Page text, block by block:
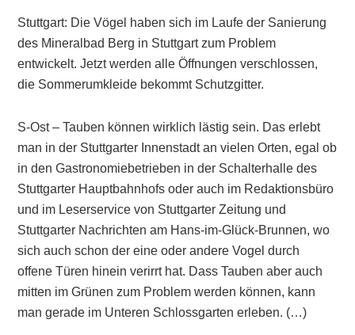
Stuttgart: Die Vögel haben sich im Laufe der Sanierung
des Mineralbad Berg in Stuttgart zum Problem
entwickelt. Jetzt werden alle Öffnungen verschlossen,
die Sommerumkleide bekommt Schutzgitter.
S-Ost – Tauben können wirklich lästig sein. Das erlebt
man in der Stuttgarter Innenstadt an vielen Orten, egal ob
in den Gastronomiebetrieben in der Schalterhalle des
Stuttgarter Hauptbahnhofs oder auch im Redaktionsbüro
und im Leserservice von Stuttgarter Zeitung und
Stuttgarter Nachrichten am Hans-im-Glück-Brunnen, wo
sich auch schon der eine oder andere Vogel durch
offene Türen hinein verirrt hat. Dass Tauben aber auch
mitten im Grünen zum Problem werden können, kann
man gerade im Unteren Schlossgarten erleben. (…)